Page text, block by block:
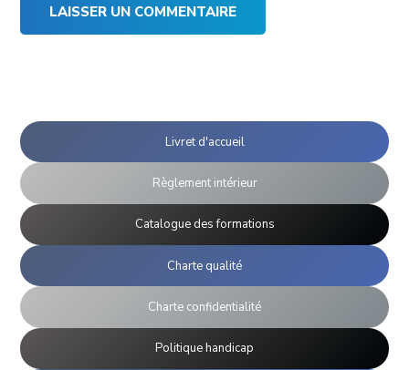
Livret d'accueil
Règlement intérieur
Catalogue des formations
Charte qualité
Charte confidentialité
Politique handicap